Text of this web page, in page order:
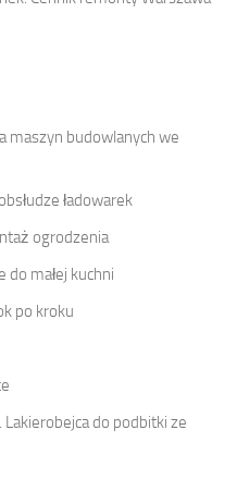
maszyn budowlanych we
ładowarek
ogrodzenia
do małej kuchni
po kroku
do podbitki ze